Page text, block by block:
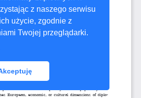
z naszego serwisu
użycie, zgodnie z
Twojej przeglądarki.